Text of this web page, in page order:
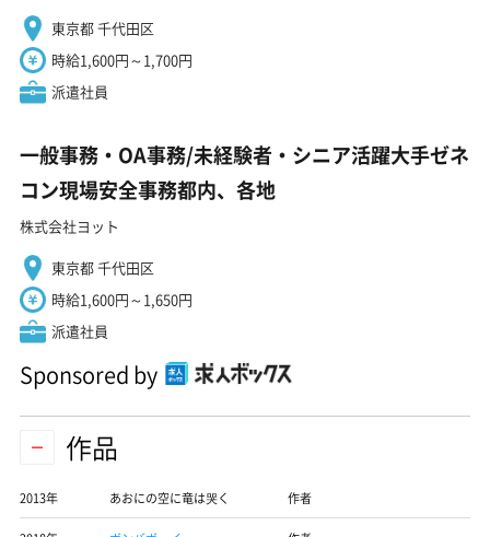
東京都 千代田区
時給1,600円～1,700円
派遣社員
一般事務・OA事務/未経験者・シニア活躍大手ゼネ
コン現場安全事務都内、各地
株式会社ヨット
東京都 千代田区
時給1,600円～1,650円
派遣社員
Sponsored by
作品
2013年 あおにの空に竜は哭く 作者